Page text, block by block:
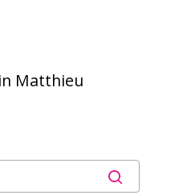
Matthieu